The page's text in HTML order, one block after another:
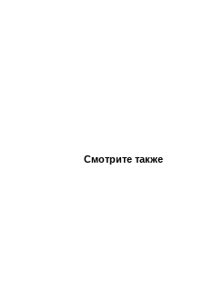
Смотрите также